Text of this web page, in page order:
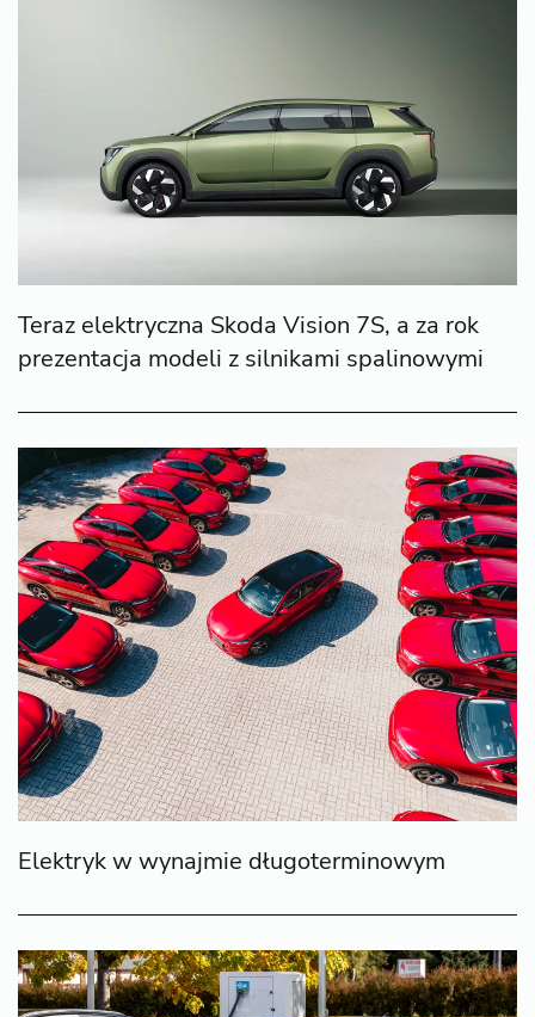
Teraz elektryczna Skoda Vision 7S, a za rok
prezentacja modeli z silnikami spalinowymi
Elektryk w wynajmie długoterminowym